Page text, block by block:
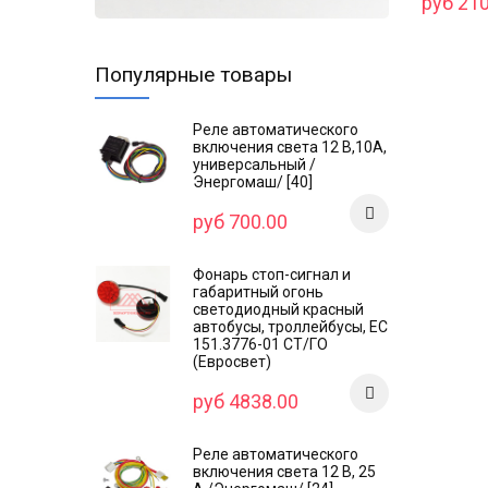
Популярные товары
Реле автоматического
включения света 12 В,10А,
универсальный /
Энергомаш/ [40]
руб 700.00
Фонарь стоп-сигнал и
габаритный огонь
светодиодный красный
автобусы, троллейбусы, ЕС
151.3776-01 СТ/ГО
(Евросвет)
руб 4838.00
Реле автоматического
включения света 12 В, 25